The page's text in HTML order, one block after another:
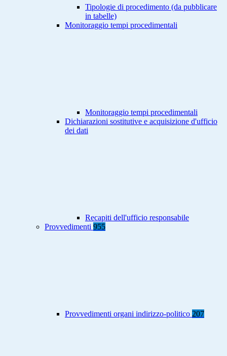
Tipologie di procedimento (da pubblicare
in tabelle)
Monitoraggio tempi procedimentali
Monitoraggio tempi procedimentali
Dichiarazioni sostitutive e acquisizione d'ufficio
dei dati
Recapiti dell'ufficio responsabile
Provvedimenti 955
Provvedimenti organi indirizzo-politico 207